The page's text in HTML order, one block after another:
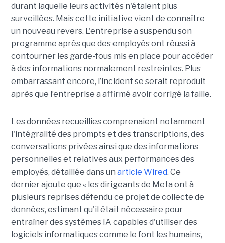
durant laquelle leurs activités n'étaient plus
surveillées. Mais cette initiative vient de connaître
un nouveau revers. L'entreprise a suspendu son
programme après que des employés ont réussi à
contourner les garde-fous mis en place pour accéder
à des informations normalement restreintes. Plus
embarrassant encore, l’incident se serait reproduit
après que l’entreprise a affirmé avoir corrigé la faille.
Les données recueillies comprenaient notamment
l'intégralité des prompts et des transcriptions, des
conversations privées ainsi que des informations
personnelles et relatives aux performances des
employés, détaillée dans un article Wired. Ce
dernier ajoute que « les dirigeants de Meta ont à
plusieurs reprises défendu ce projet de collecte de
données, estimant qu'il était nécessaire pour
entraîner des systèmes IA capables d'utiliser des
logiciels informatiques comme le font les humains,